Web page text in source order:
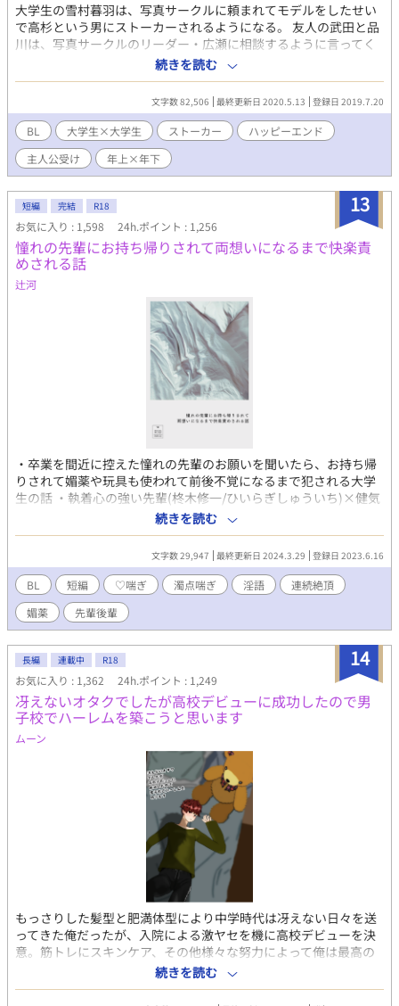
大学生の雪村暮羽は、写真サークルに頼まれてモデルをしたせい
で高杉という男にストーカーされるようになる。 友人の武田と品
川は、写真サークルのリーダー・広瀬に相談するように言ってく
るが。 注・予告なしにR18表現入ります。 他サイトにも投稿して
います。
続きを読む
文字数 82,506 最終更新日 2020.5.13 登録日 2019.7.20
BL 大学生×大学生 ストーカー
ハッピーエンド
主人公受け
年上×年下
13
短編 完結 R18
お気に入り : 1,598 24h.ポイント : 1,256
憧れの先輩にお持ち帰りされて両想いになるまで快楽責
めされる話
辻河
・卒業を間近に控えた憧れの先輩のお願いを聞いたら、お持ち帰
りされて媚薬や玩具も使われて前後不覚になるまで犯される大学
生の話 ・執着心の強い先輩(柊木修一/ひいらぎしゅういち)×健気
な後輩(佐倉優希/さくらゆうき) ・♡喘ぎ、濁点喘ぎ、淫語、媚
薬、玩具責め、尿道責め、結腸責めの要素が含まれます。
※2024.3.29追記 続編を追加いたしました。 お互い社会人にな
った二人がとろとろぐずぐずの同棲生活を送る話です。
続きを読む
文字数 29,947 最終更新日 2024.3.29 登録日 2023.6.16
BL 短編 ♡喘ぎ 濁点喘ぎ 淫語
連続絶頂
媚薬
先輩後輩
14
長編 連載中 R18
お気に入り : 1,362 24h.ポイント : 1,249
冴えないオタクでしたが高校デビューに成功したので男
子校でハーレムを築こうと思います
ムーン
もっさりした髪型と肥満体型により中学時代は冴えない日々を送
ってきた俺だったが、入院による激ヤセを機に高校デビューを決
意。筋トレにスキンケア、その他様々な努力によって俺は最高の
ルックスとそこそこの自尊心を手に入れた！ 中学時代にやり込ん
だ乙ゲーやＢＬゲーを参考に、長身と美顔を武器に、名門男子校
の可愛い男子達を次々と攻略していく。 無口メカクレ男子、関西
続きを読む